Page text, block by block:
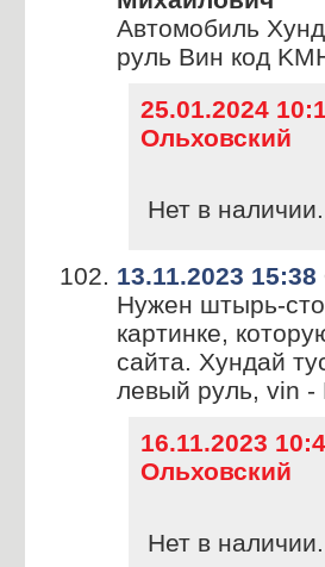
Автомобиль
руль Вин код
25.01.2024
Ольховский
Нет в наличии.
13.11.2023 15:38
Нужен штырь-
картинке,
сайта. Хундай
левый руль, vin -
16.11.2023
Ольховский
Нет в наличии.